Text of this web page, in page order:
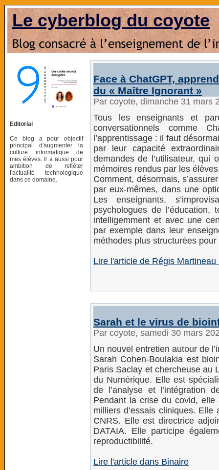
Le cyberblog du coyote
Editorial
Ce blog a pour objectif
principal d'augmenter la
culture informatique de
mes élèves. Il a aussi pour
ambition de refléter
l'actualité technologique
dans ce domaine.
Face à ChatGPT,
du « Maître Ignorant »
Par coyote, dimanche 31 mars
Tous les enseignants et
conversationnels comme
l’apprentissage : il faut
par leur capacité
demandes de l’utilisateur, qui
mémoires rendus par les
Comment, désormais,
par eux-mêmes, dans une
Les enseignants,
psychologues de l’éducation,
intelligemment et avec une
par exemple dans leur
méthodes plus structurées pour
Lire l'article de Régis
Sarah et le virus de
Par coyote, samedi 30 mars
Un nouvel entretien autour de
Sarah Cohen-Boulakia est
Paris Saclay et chercheuse au
du Numérique. Elle est
de l’analyse et l’intégration
Pendant la crise du covid, elle
milliers d’essais cliniques.
CNRS. Elle est directrice
DATAIA. Elle participe
reproductibilité.
Lire l'article dans Binaire